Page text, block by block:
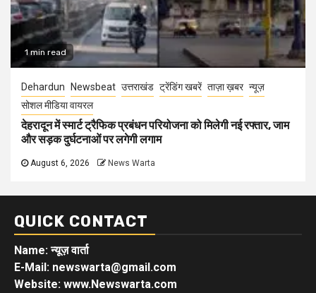
1 min read
Dehardun Newsbeat उत्तराखंड ट्रेंडिंग खबरें ताज़ा ख़बर न्यूज़
सोशल मीडिया वायरल
देहरादून में स्मार्ट ट्रैफिक प्रबंधन परियोजना को मिलेगी नई रफ्तार, जाम
और सड़क दुर्घटनाओं पर लगेगी लगाम
August 6, 2026 News Warta
QUICK CONTACT
Name: न्यूज़ वार्ता
E-Mail: newswarta@gmail.com
Website: www.Newswarta.com